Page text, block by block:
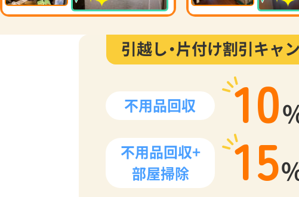
引越し・片付け割引キャ
不用品回収 10
不用品回収+
部屋掃除
15